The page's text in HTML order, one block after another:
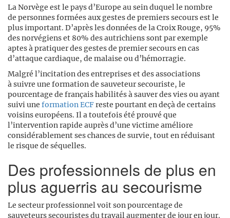
La Norvège est le pays d’Europe au sein duquel le nombre
de personnes formées aux gestes de premiers secours est le
plus important. D’après les données de la Croix Rouge, 95%
des norvégiens et 80% des autrichiens sont par exemple
aptes à pratiquer des gestes de premier secours en cas
d’attaque cardiaque, de malaise ou d’hémorragie.
Malgré l’incitation des entreprises et des associations
à suivre une formation de sauveteur secouriste, le
pourcentage de français habilités à sauver des vies ou ayant
suivi une formation ECFreste pourtant en deçà de certains
voisins européens. Il a toutefois été prouvé que
l’intervention rapide auprès d’une victime améliore
considérablement ses chances de survie, tout en réduisant
le risque de séquelles.
Des professionnels de plus en
plus aguerris au secourisme
Le secteur professionnel voit son pourcentage de
sauveteurs secouristes du travail augmenter de jour en jour.